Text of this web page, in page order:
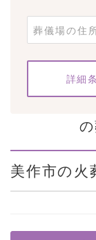
条件をクリア
詳細
美作市の火